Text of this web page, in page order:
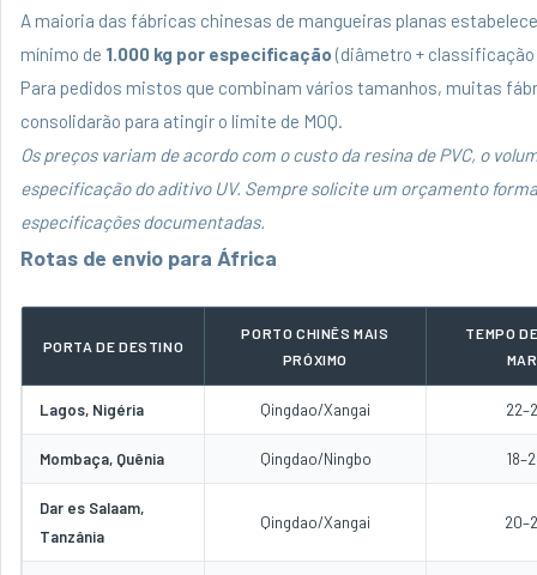
A maioria das fábricas chinesas de mangueiras planas
mínimo de 1.000 kg por especificação (diâmetro + classificação
Para pedidos mistos que combinam vários tamanhos, muitas
consolidarão para atingir o limite de MOQ.
Os preços variam de acordo com o custo da resina de PVC, o
especificação do aditivo UV. Sempre solicite um orçamento
especificações documentadas.
Rotas de envio para África
PORTA DE DESTINO
PORTO CHINÊS MAIS
PRÓXIMO
TEMPO
Lagos, Nigéria Qingdao/Xangai
Mombaça, Quênia Qingdao/Ningbo
Dar es Salaam,
Tanzânia
Qingdao/Xangai